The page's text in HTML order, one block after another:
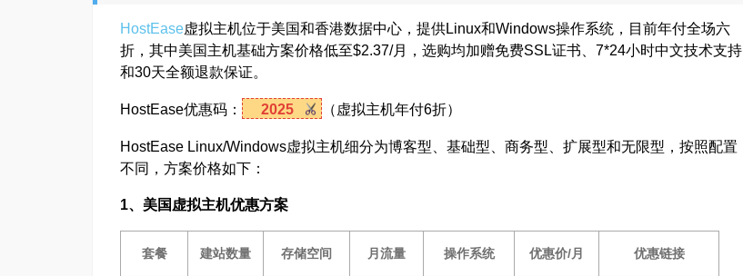
HostEase虚拟主机位于美国和香港数据中心，提供Linux和Windows操作系统，目前年付全场六
折，其中美国主机基础方案价格低至$2.37/月，选购均加赠免费SSL证书、7*24小时中文技术支持
和30天全额退款保证。
HostEase优惠码： 2025 （虚拟主机年付6折）
HostEase Linux/Windows虚拟主机细分为博客型、基础型、商务型、扩展型和无限型，按照配置
不同，方案价格如下：
1、美国虚拟主机优惠方案
套餐 建站数量 存储空间 月流量 操作系统 优惠价/月 优惠链接